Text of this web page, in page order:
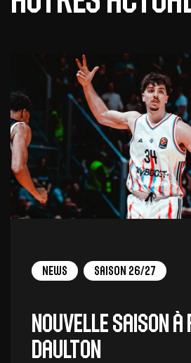
News Saison 26/27
Nouvelle saison
Daulton